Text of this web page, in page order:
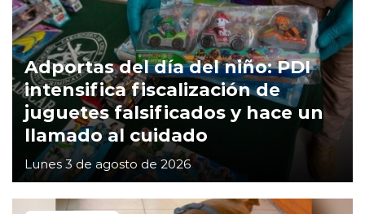
Adportas del día del niño: PDI
intensifica fiscalización de
juguetes falsificados y hace un
llamado al cuidado
Lunes 3 de agosto de 2026